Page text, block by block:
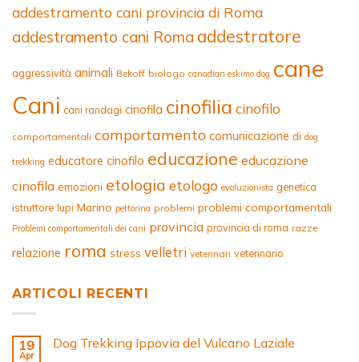
addestramento cani provincia di Roma
addestramento cani Roma addestratore
aggressività animali Bekoff biologo canadian eskimo dog cane
Cani cani randagi cinofila cinofilia cinofilo
comportamentali comportamento comunicazione di dog
trekking educatore cinofilo educazione educazione
cinofila emozioni etologia etologo evoluzionista genetica
istruttore lupi Marino pettorina problemi problemi comportamentali
Problemi comportamentali dei cani provincia provincia di roma razze
relazione roma stress velletri veterinari veterinario
ARTICOLI RECENTI
19
Apr
Dog Trekking Ippovia del Vulcano Laziale